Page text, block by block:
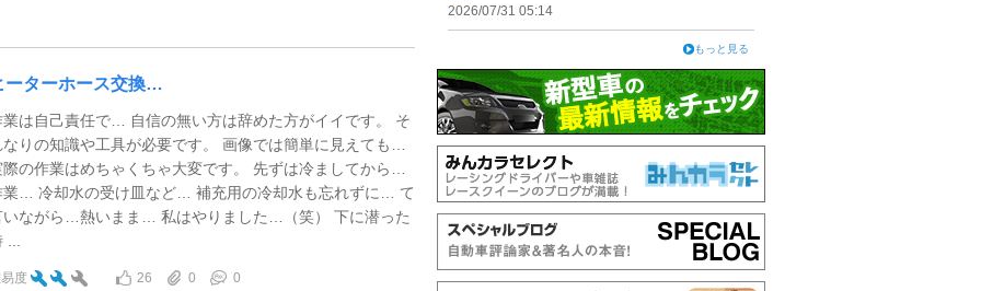
ーターホース交換…
業は自己責任で… 自信の無い方は辞めた方がイイです。 そ
なりの知識や工具が必要です。 画像では簡単に見えても…
際の作業はめちゃくちゃ大変です。 先ずは冷ましてから…
業… 冷却水の受け皿など… 補充用の冷却水も忘れずに… て
いながら…熱いまま… 私はやりました…（笑） 下に潜った
度 26 0
0
2026/07/31 05:14
もっと見る